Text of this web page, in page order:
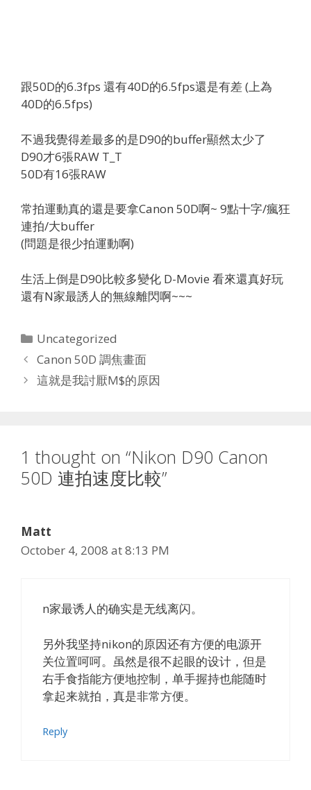
跟50D的6.3fps 還有40D的6.5fps還是有差 (上為
40D的6.5fps)
不過我覺得差最多的是D90的buffer顯然太少了
D90才6張RAW T_T
50D有16張RAW
常拍運動真的還是要拿Canon 50D啊~ 9點十字/瘋狂
連拍/大buffer
(問題是很少拍運動啊)
生活上倒是D90比較多變化 D-Movie 看來還真好玩
還有N家最誘人的無線離閃啊~~~
Categories
Uncategorized
Canon 50D 調焦畫面
這就是我討厭M$的原因
1 thought on “Nikon D90 Canon
50D 連拍速度比較”
Matt
October 4, 2008 at 8:13 PM
n家最诱人的确实是无线离闪。
另外我坚持nikon的原因还有方便的电源开
关位置呵呵。虽然是很不起眼的设计，但是
右手食指能方便地控制，单手握持也能随时
拿起来就拍，真是非常方便。
Reply